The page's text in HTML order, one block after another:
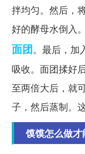
拌均匀。然后，
好的酵母水倒入
面团。最后，加
吸收。面团揉好
至两倍大后，就
子，然后蒸制。
馍馍怎么做才